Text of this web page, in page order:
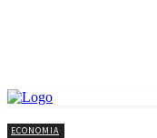
ECONOMIA